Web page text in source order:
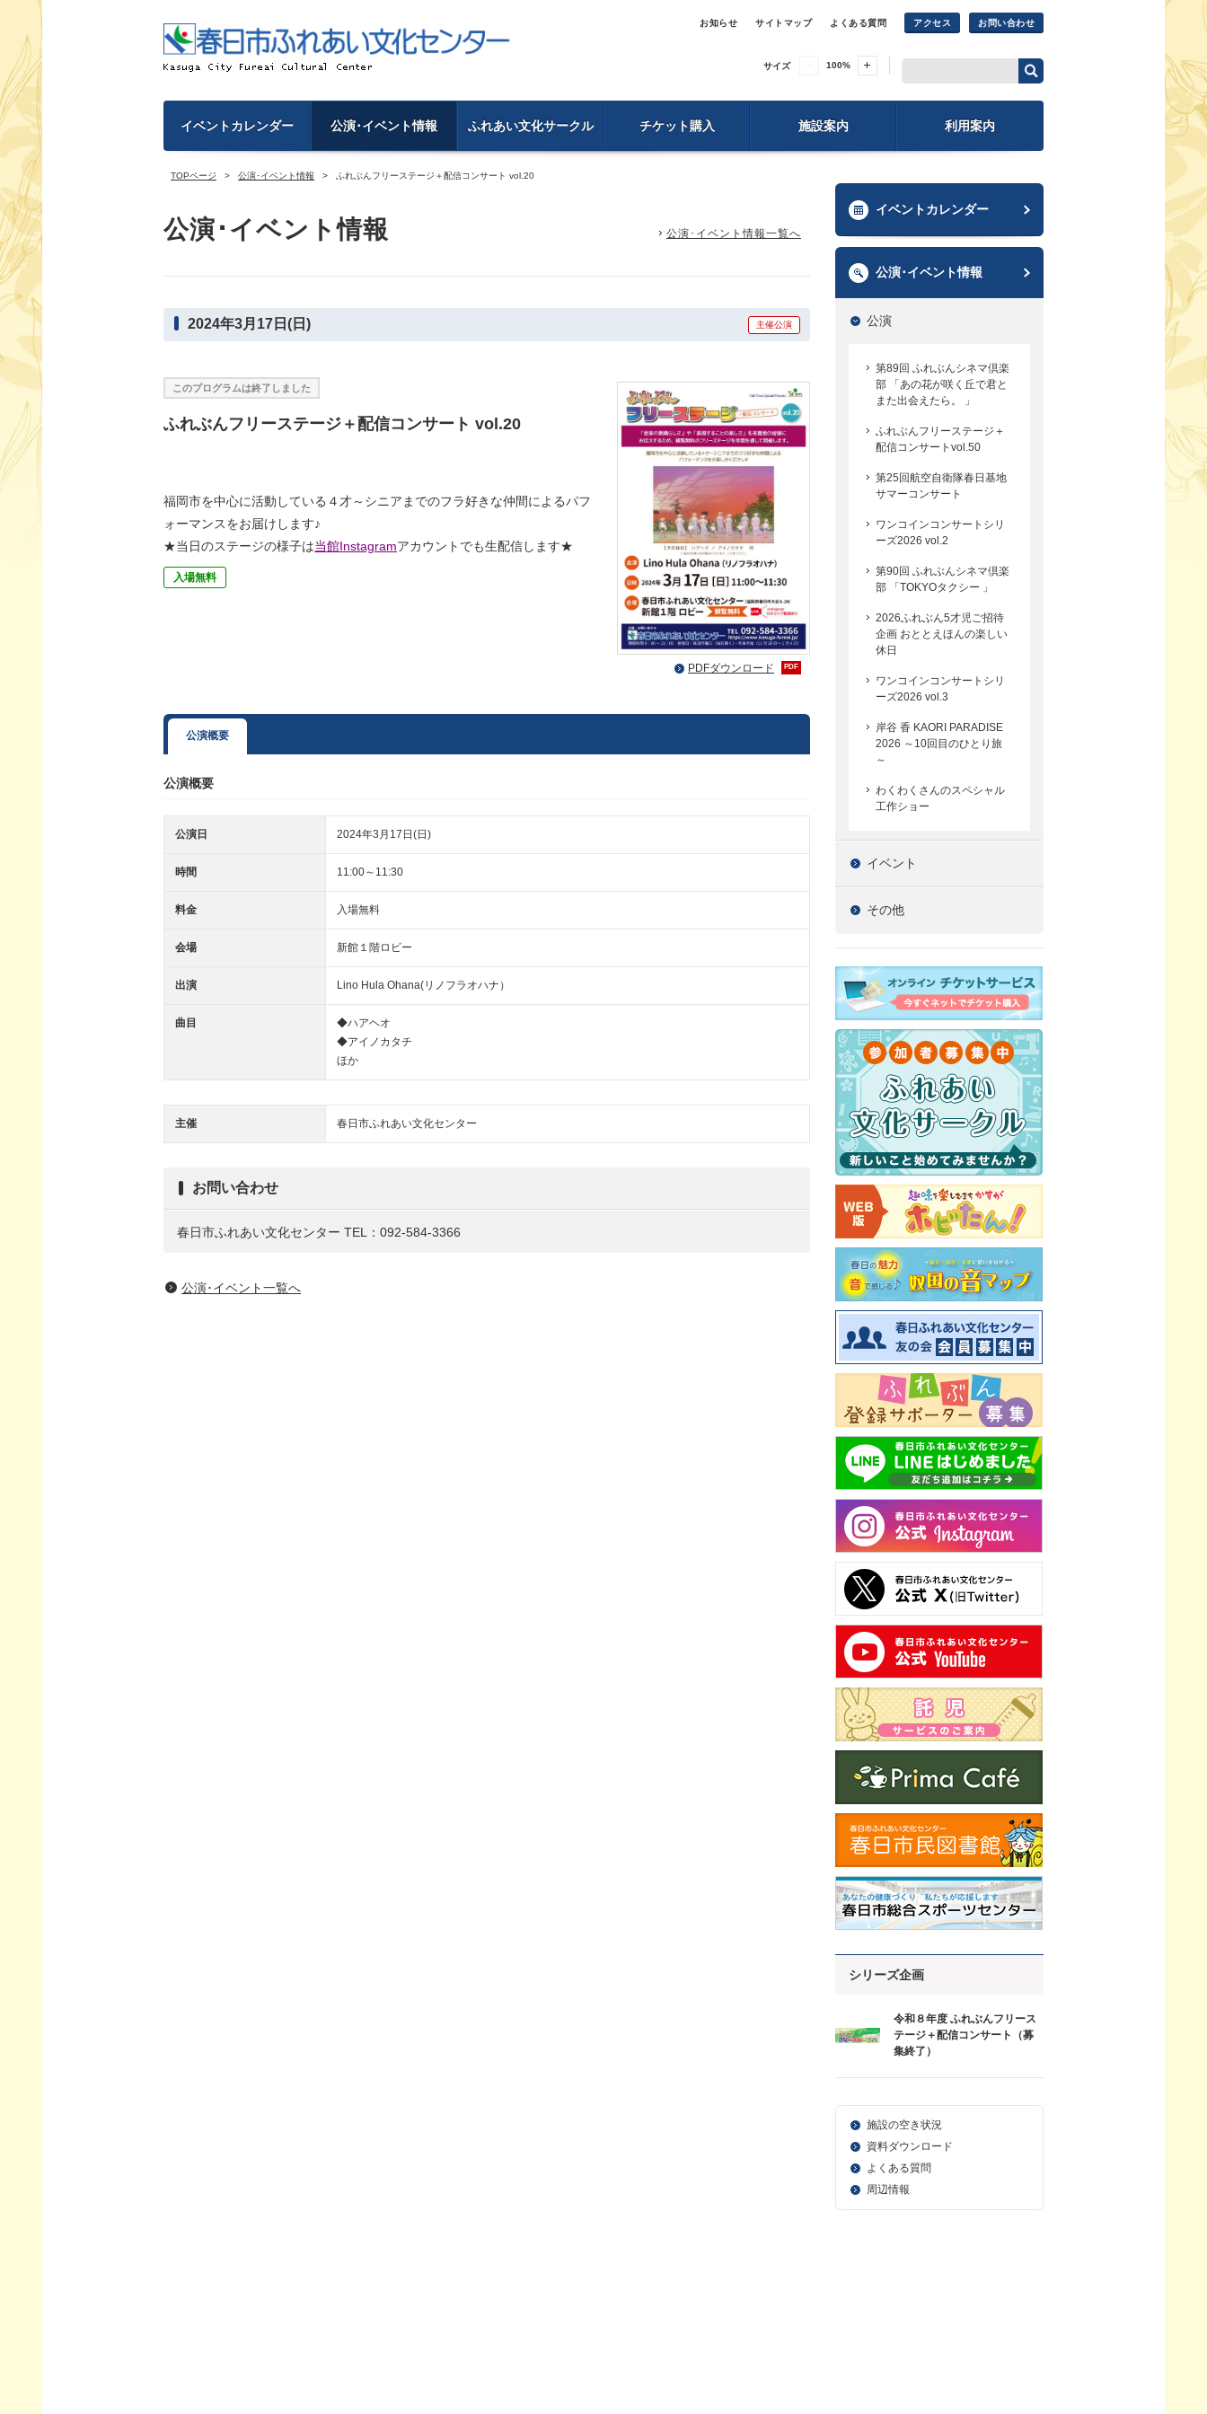
お知らせ サイトマップ よくある質問 アクセス お問い合わせ
サイズ 100%
イベントカレンダー 公演･イベント情報 ふれあい文化サークル チケット購入 施設案内 利用案内
TOPページ 公演･イベント情報 ふれぶんフリーステージ＋配信コンサート vol.20
公演･イベント情報 公演･イベント情報一覧へ
2024年3月17日(日) 主催公演
このプログラムは終了しました
ふれぶんフリーステージ＋配信コンサート vol.20
福岡市を中心に活動している４才～シニアまでのフラ好きな仲間によるパフ
ォーマンスをお届けします♪
★当日のステージの様子は当館Instagramアカウントでも生配信します★
入場無料
PDFダウンロード PDF
公演概要
公演概要
公演日 2024年3月17日(日)
時間 11:00～11:30
料金 入場無料
会場 新館１階ロビー
出演 Lino Hula Ohana(リノフラオハナ）
曲目
◆ハアヘオ
◆アイノカタチ
ほか
主催 春日市ふれあい文化センター
お問い合わせ
春日市ふれあい文化センター TEL：092-584-3366
公演･イベント一覧へ
イベントカレンダー
公演･イベント情報
公演
第89回 ふれぶんシネマ倶楽
部 「あの花が咲く丘で君と
また出会えたら。 」
ふれぶんフリーステージ＋
配信コンサートvol.50
第25回航空自衛隊春日基地
サマーコンサート
ワンコインコンサートシリ
ーズ2026 vol.2
第90回 ふれぶんシネマ倶楽
部 「TOKYOタクシー 」
2026ふれぶん5才児ご招待
企画 おととえほんの楽しい
休日
ワンコインコンサートシリ
ーズ2026 vol.3
岸谷 香 KAORI PARADISE
2026 ～10回目のひとり旅
～
わくわくさんのスペシャル
工作ショー
イベント
その他
シリーズ企画
令和８年度 ふれぶんフリース
テージ＋配信コンサート（募
集終了）
施設の空き状況
資料ダウンロード
よくある質問
周辺情報